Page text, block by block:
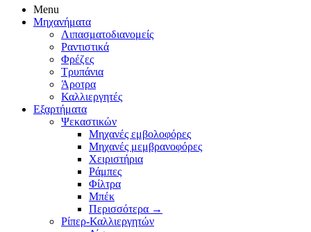
Menu
Μηχανήματα
Λιπασματοδιανομείς
Ραντιστικά
Φρέζες
Τρυπάνια
Άροτρα
Καλλιεργητές
Εξαρτήματα
Ψεκαστικών
Μηχανές εμβολοφόρες
Μηχανές μεμβρανοφόρες
Χειριστήρια
Ράμπες
Φίλτρα
Μπέκ
Περισσότερα →
Ρίπερ-Καλλιεργητών